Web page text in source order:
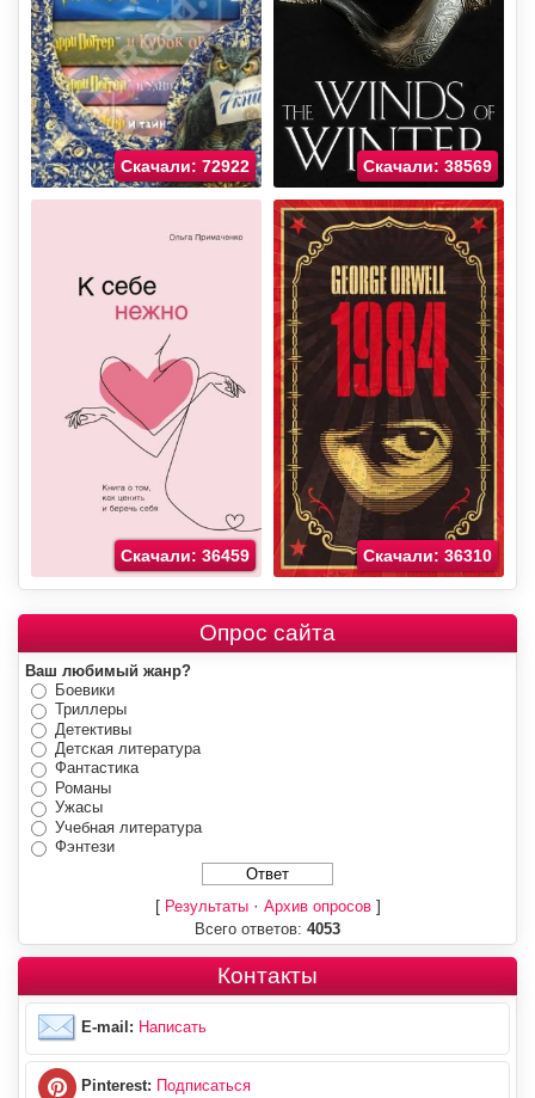
Скачали: 72922 Скачали: 38569
Скачали: 36459 Скачали: 36310
Опрос сайта
Ваш любимый жанр?
Боевики
Триллеры
Детективы
Детская литература
Фантастика
Романы
Ужасы
Учебная литература
Фэнтези
[ Результаты· Архив опросов]
Всего ответов: 4053
Контакты
E-mail: Написать
Pinterest: Подписаться